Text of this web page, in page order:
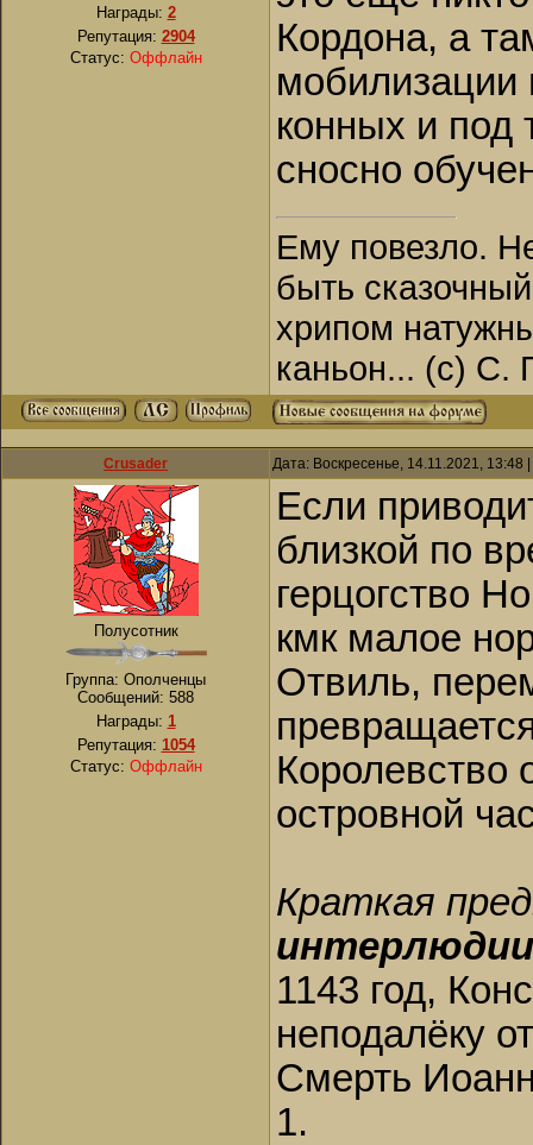
Награды: 2
Репутация: 2904
Статус: Оффлайн
Кордона, а
мобилизации
конных и под
сносно
Ему повезло.
быть
хрипом
каньон... (с) С.
Crusader Дата: Воскресенье, 14.11.2021,
Полусотник
Группа: Ополченцы
Сообщений: 588
Награды: 1
Репутация: 1054
Статус: Оффлайн
Если
близкой по
герцогство
кмк малое
Отвиль,
Королевство
островной
Краткая
интерлюдии
1143 год,
неподалёку
Смерть
1.